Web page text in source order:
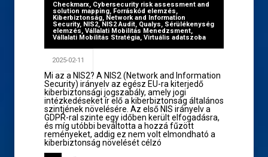
Checkmarx, Cybersecurity risk assessment and
solution mapping, Forráskód elemzés,
Kiberbiztonság, Network and Information
Security, NIS2, NIS2 Audit, Qualys, Sérülékenység
elemzés, Vállalati Mobilitás Menedzsment,
Vállalati Mobilitás Stratégia, Virtuális adatszoba
2025-02-11
Mi az a NIS2? A NIS2 (Network and Information
Security) irányelv az egész EU-ra kiterjedő
kiberbiztonsági jogszabály, amely jogi
intézkedéseket ír elő a kiberbiztonság általános
szintjének növelésére. Az első NIS irányelv a
GDPR-ral szinte egy időben került elfogadásra,
és míg utóbbi beváltotta a hozzá fűzött
reményeket, addig ez nem volt elmondható a
kiberbiztonság növelését célzó